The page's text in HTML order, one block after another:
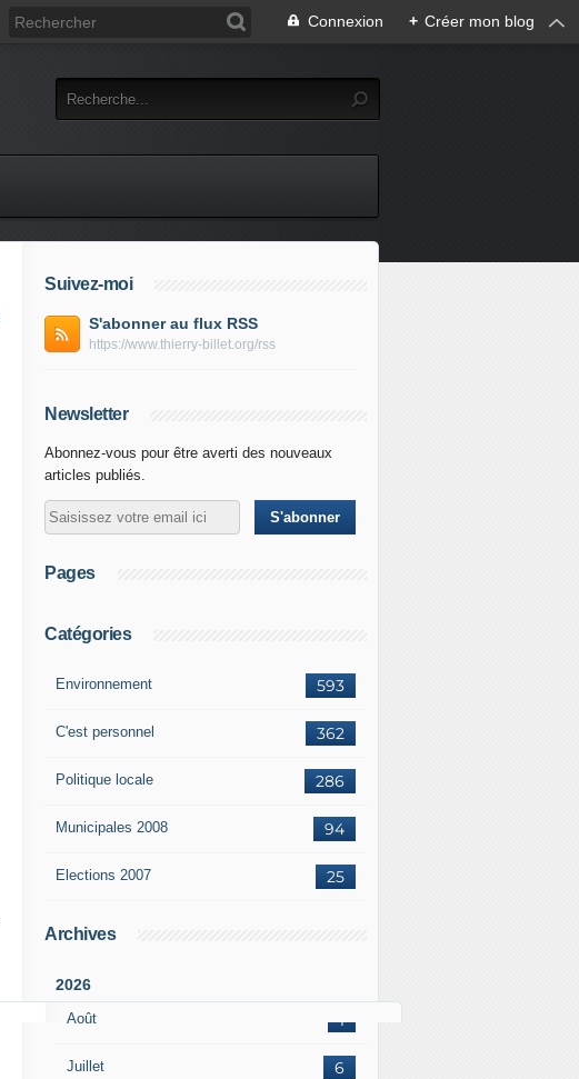
Connexion + Créer mon blog
Suivez-moi
S'abonner au flux RSS
https://www.thierry-billet.org/rss
Newsletter
Abonnez-vous pour être averti des nouveaux
articles publiés.
Pages
Catégories
593
Environnement
362
C'est personnel
286
Politique locale
94
Municipales 2008
25
Elections 2007
Archives
2026
Août 1
Juillet 6